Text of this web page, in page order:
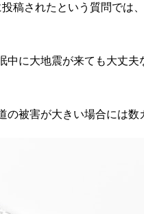
稿されたという質問では
に大地震が来ても大丈夫
被害が大きい場合には